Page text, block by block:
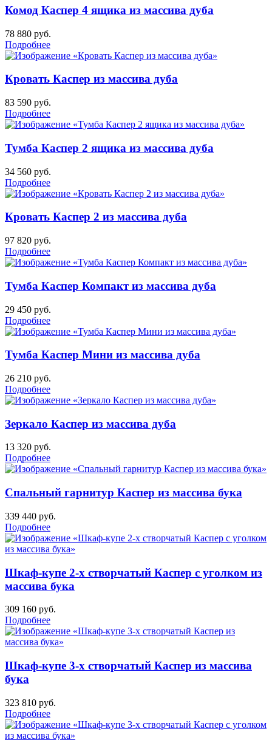
Комод Каспер 4 ящика из массива дуба
78 880 руб.
Подробнее
Кровать Каспер из массива дуба
83 590 руб.
Подробнее
Тумба Каспер 2 ящика из массива дуба
34 560 руб.
Подробнее
Кровать Каспер 2 из массива дуба
97 820 руб.
Подробнее
Тумба Каспер Компакт из массива дуба
29 450 руб.
Подробнее
Тумба Каспер Мини из массива дуба
26 210 руб.
Подробнее
Зеркало Каспер из массива дуба
13 320 руб.
Подробнее
Спальный гарнитур Каспер из массива бука
339 440 руб.
Подробнее
Шкаф-купе 2-х створчатый Каспер с уголком из
массива бука
309 160 руб.
Подробнее
Шкаф-купе 3-х створчатый Каспер из массива
бука
323 810 руб.
Подробнее